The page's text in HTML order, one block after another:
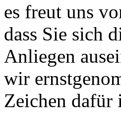
es freut uns
dass Sie sich
Anliegen
wir
Zeichen dafür